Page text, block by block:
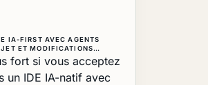
IA-FIRST AVEC AGENTS
ET MODIFICATIONS…
fort si vous acceptez
un IDE IA-natif avec